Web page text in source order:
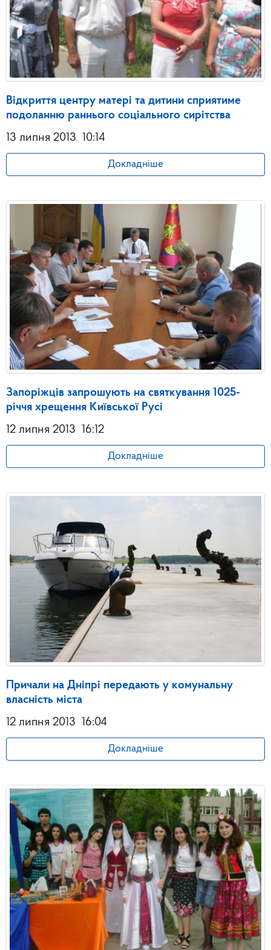
Відкриття центру матері та дитини сприятиме
подоланню раннього соціального сирітства
13 липня 2013 10:14
Докладніше
Запоріжців запрошують на святкування 1025-
річчя хрещення Київської Русі
12 липня 2013
16:12
Докладніше
Причали на Дніпрі передають у комунальну
власність міста
12 липня 2013 16:04
Докладніше